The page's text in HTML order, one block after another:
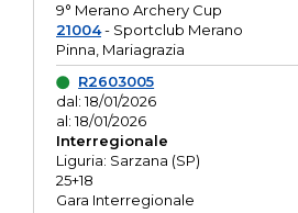
9° Merano Archery Cup
21004- Sportclub Merano
Pinna, Mariagrazia
R2603005
dal: 18/01/2026
al: 18/01/2026
Interregionale
Liguria: Sarzana (SP)
25+18
Gara Interregionale